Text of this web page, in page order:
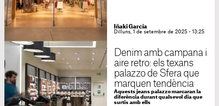
Iñaki García
Dilluns, 1 de setembre de 2025 - 13:25
Denim amb campana i
aire retro: els texans
palazzo de Sfera que
marquen tendència
Aquests jeans palazzo marcaran la
diferència durant qualsevol dia que
surtis amb ells